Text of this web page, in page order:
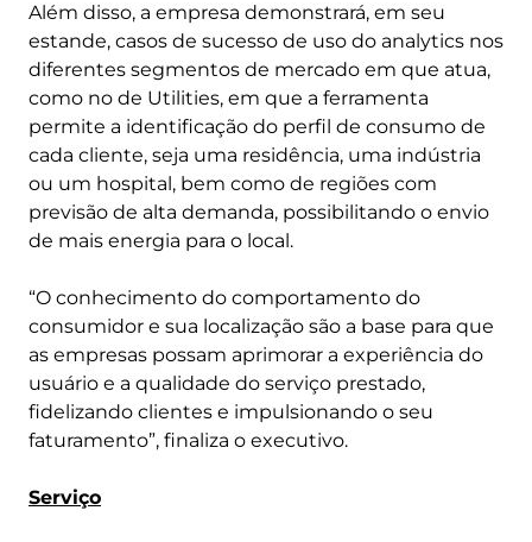
Além disso, a empresa demonstrará, em seu
estande, casos de sucesso de uso do analytics nos
diferentes segmentos de mercado em que atua,
como no de Utilities, em que a ferramenta
permite a identificação do perfil de consumo de
cada cliente, seja uma residência, uma indústria
ou um hospital, bem como de regiões com
previsão de alta demanda, possibilitando o envio
de mais energia para o local.
“O conhecimento do comportamento do
consumidor e sua localização são a base para que
as empresas possam aprimorar a experiência do
usuário e a qualidade do serviço prestado,
fidelizando clientes e impulsionando o seu
faturamento”, finaliza o executivo.
Serviço